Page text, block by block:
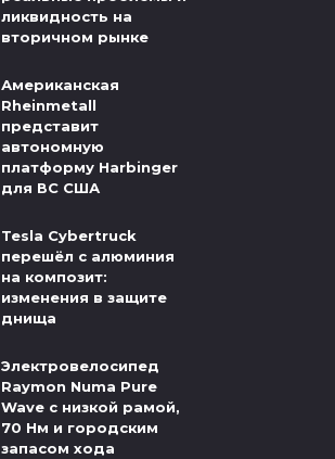
ликвидность на
вторичном рынке
Американская
Rheinmetall
представит
автономную
платформу Harbinger
для ВС США
Tesla Cybertruck
перешёл с алюминия
на композит:
изменения в защите
днища
Электровелосипед
Raymon Numa Pure
Wave с низкой рамой,
70 Нм и городским
запасом хода